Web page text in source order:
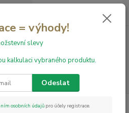
0,00 Kč
= výhody!
slevy
kalkulaci vybraného produktu.
Odeslat
osobních údajů pro účely registrace.